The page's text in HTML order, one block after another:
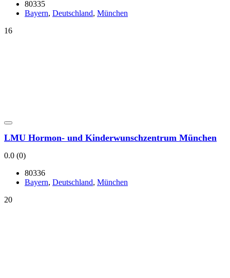
80335
Bay­ern, Deutsch­land, Mün­chen
16
LMU Hor­­mon- und Kin­der­wunsch­zen­trum Mün­chen
0.0 (0)
80336
Bay­ern, Deutsch­land, Mün­chen
20